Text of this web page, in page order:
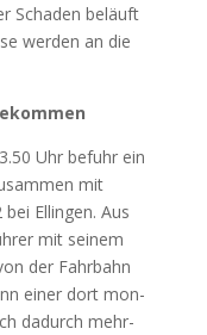
Scha­den beläuft
wer­den an die
Uhr befuhr ein
mit
Ellin­gen. Aus
mit sei­nem
der Fahr­bahn
einer dort mon­
dadurch mehr­